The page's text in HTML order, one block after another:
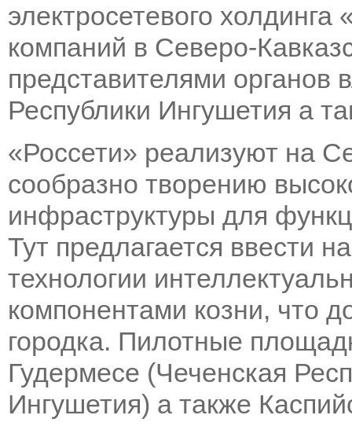
электросетевого
компаний в Северо-
представителями органов
Республики Ингушетия а
«Россети» реализуют на
сообразно творению
инфраструктуры для
Тут предлагается ввести
технологии
компонентами козни, что
городка. Пилотные
Гудермесе (Чеченская
Ингушетия) а также